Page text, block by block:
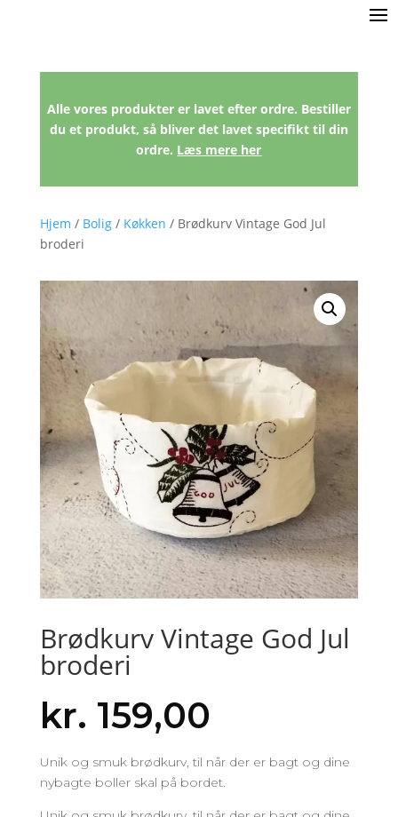
Alle vores produkter er lavet efter ordre. Bestiller
du et produkt, så bliver det lavet specifikt til din
ordre. Læs mere her
Hjem / Bolig/ Køkken / Brødkurv Vintage God Jul
broderi
Brødkurv Vintage God Jul
broderi
kr. 159,00
Unik og smuk brødkurv, til når der er bagt og dine
nybagte boller skal på bordet.